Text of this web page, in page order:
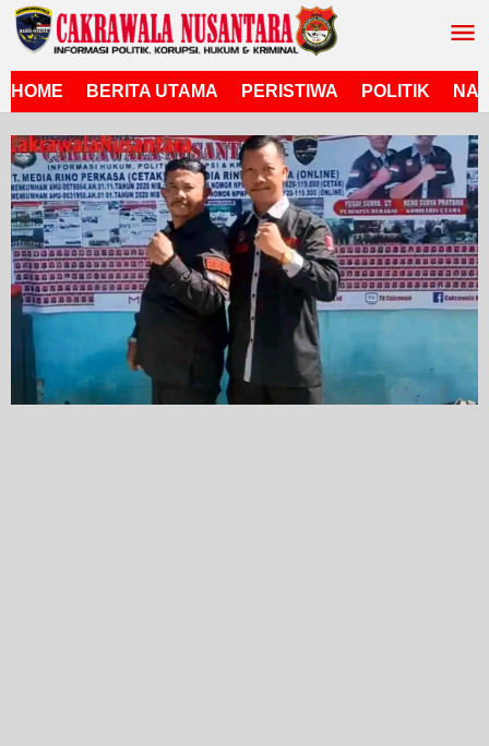
Lewati
ke
HOME
BERITA UTAMA PERISTIWA POLITIK